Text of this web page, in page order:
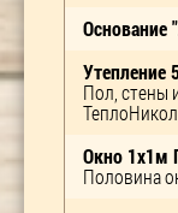
Основание
Утепление
Пол, стены
Окно 1х1м
Половина